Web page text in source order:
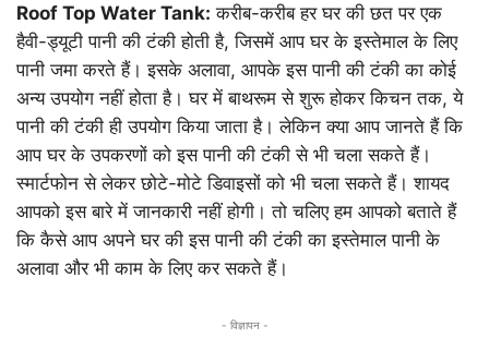
Roof Top Water Tank: करीब-करीब हर घर की छत पर एक
हैवी-ड्यूटी पानी की टंकी होती है, जिसमें आप घर के इस्तेमाल के लिए
पानी जमा करते हैं। इसके अलावा, आपके इस पानी की टंकी का कोई
अन्य उपयोग नहीं होता है। घर में बाथरूम से शुरू होकर किचन तक, ये
पानी की टंकी ही उपयोग किया जाता है। लेकिन क्या आप जानते हैं कि
आप घर के उपकरणों को इस पानी की टंकी से भी चला सकते हैं।
स्मार्टफोन से लेकर छोटे-मोटे डिवाइसों को भी चला सकते हैं। शायद
आपको इस बारे में जानकारी नहीं होगी। तो चलिए हम आपको बताते हैं
कि कैसे आप अपने घर की इस पानी की टंकी का इस्तेमाल पानी के
अलावा और भी काम के लिए कर सकते हैं।
- विज्ञापन -